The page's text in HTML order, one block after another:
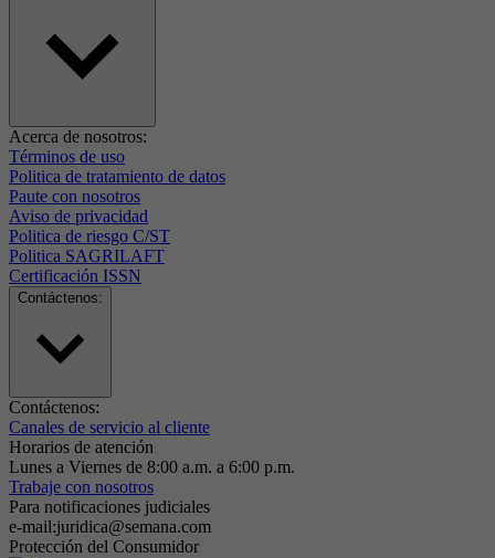
Acerca de nosotros:
Términos de uso
Politica de tratamiento de datos
Paute con nosotros
Aviso de privacidad
Politica de riesgo C/ST
Politica SAGRILAFT
Certificación ISSN
Contáctenos:
Contáctenos:
Canales de servicio al cliente
Horarios de atención
Lunes a Viernes de 8:00 a.m. a 6:00 p.m.
Trabaje con nosotros
Para notificaciones judiciales
e-mail:juridica@semana.com
Protección del Consumidor